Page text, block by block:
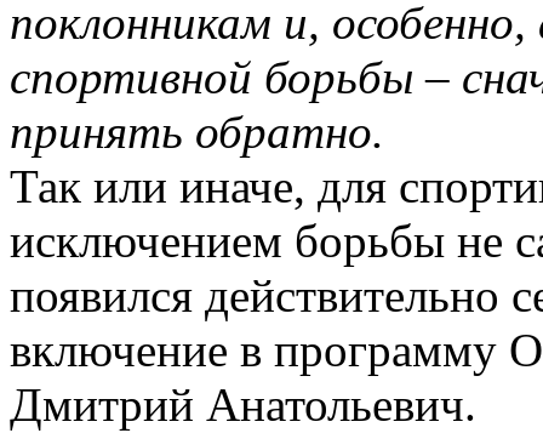
поклонникам и,
спортивной борьбы –
принять обратно.
Так или иначе, для
исключением борьбы не
появился действительно
включение в программу
Дмитрий Анатольевич.